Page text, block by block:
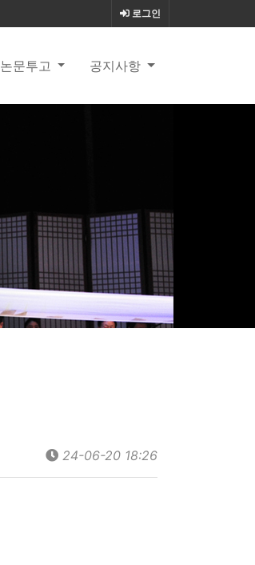
로그인
논문투고 공지사항
24-06-20 18:26